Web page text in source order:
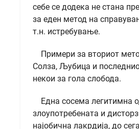
себе се додека не стана
за еден метод на
т.н. истребување.
Примери за вториот
Солза, Љубица и
некои за гола слобода.
Една сосема легитимна
злоупотребената и
најобична лакрдија, до